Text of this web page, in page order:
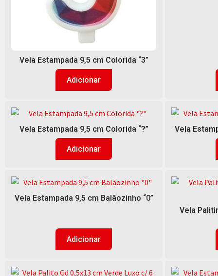
Vela Estampada 9,5 cm Colorida “3”
Adicionar
Vela Estampada 9,5 cm Colorida “?”
Adicionar
Vela
Vela Estampada 9,5 cm Balãozinho “0”
Adicionar
Vela